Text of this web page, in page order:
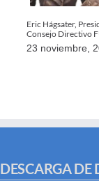
Eric Hágsater,
Consejo Directivo
23 noviembre,
DESCARGA